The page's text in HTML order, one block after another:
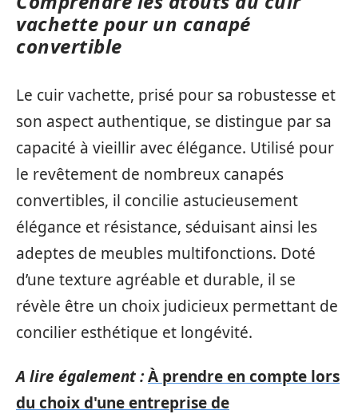
vachette pour un canapé
convertible
Le cuir vachette, prisé pour sa robustesse et
son aspect authentique, se distingue par sa
capacité à vieillir avec élégance. Utilisé pour
le revêtement de nombreux canapés
convertibles, il concilie astucieusement
élégance et résistance, séduisant ainsi les
adeptes de meubles multifonctions. Doté
d’une texture agréable et durable, il se
révèle être un choix judicieux permettant de
concilier esthétique et longévité.
A lire également :À prendre en compte lors
du choix d'une entreprise de